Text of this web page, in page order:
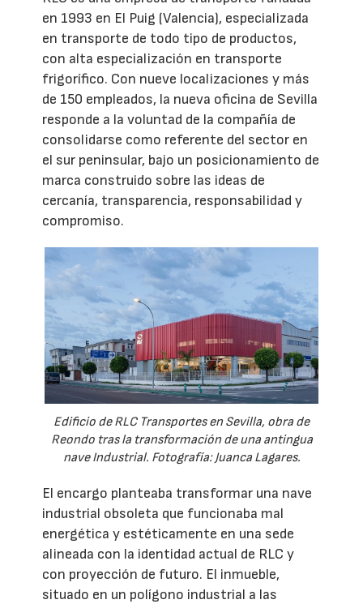
en 1993 en El Puig (Valencia), especializada
en transporte de todo tipo de productos,
con alta especialización en transporte
frigorífico. Con nueve localizaciones y más
de 150 empleados, la nueva oficina de Sevilla
responde a la voluntad de la compañía de
consolidarse como referente del sector en
el sur peninsular, bajo un posicionamiento de
marca construido sobre las ideas de
cercanía, transparencia, responsabilidad y
compromiso.
Edificio de RLC Transportes en Sevilla, obra de
Reondo tras la transformación de una antingua
nave Industrial. Fotografía: Juanca Lagares.
El encargo planteaba transformar una nave
industrial obsoleta que funcionaba mal
energética y estéticamente en una sede
alineada con la identidad actual de RLC y
con proyección de futuro. El inmueble,
situado en un polígono industrial a las